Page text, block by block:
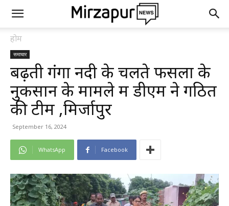
होम
समाचार
बढ़ती गंगा नदी के चलते फसलों के
नुकसान के मामले में डीएम ने गठित
की टीम ,मिर्जापुर
September 16, 2024
WhatsApp Facebook